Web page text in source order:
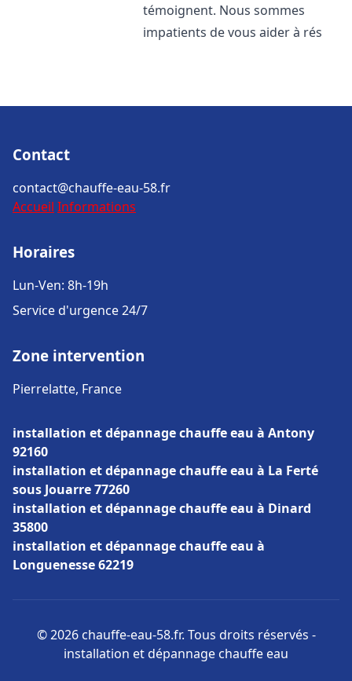
témoignent. Nous sommes
impatients de vous aider à rés
Contact
contact@chauffe-eau-58.fr
Accueil Informations
Horaires
Lun-Ven: 8h-19h
Service d'urgence 24/7
Zone intervention
Pierrelatte, France
installation et dépannage chauffe eau à Antony
92160
installation et dépannage chauffe eau à La Ferté
sous Jouarre 77260
installation et dépannage chauffe eau à Dinard
35800
installation et dépannage chauffe eau à
Longuenesse 62219
© 2026 chauffe-eau-58.fr. Tous droits réservés -
installation et dépannage chauffe eau